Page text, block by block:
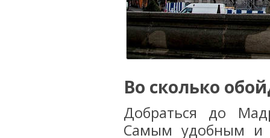
Во сколько
Добраться до
Самым удобным и